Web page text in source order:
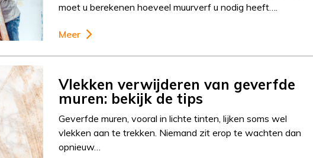
moet u berekenen hoeveel muurverf u nodig heeft….
Meer
Vlekken verwijderen van geverfde
muren: bekijk de tips
Geverfde muren, vooral in lichte tinten, lijken soms wel
vlekken aan te trekken. Niemand zit erop te wachten dan
opnieuw…